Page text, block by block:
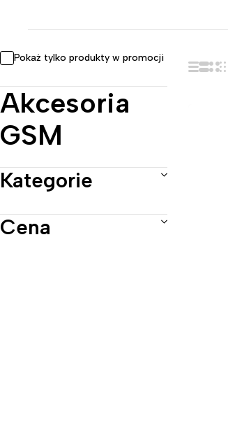
Pokaż tylko produkty w promocji
Akcesoria
GSM
Kategorie
Cena